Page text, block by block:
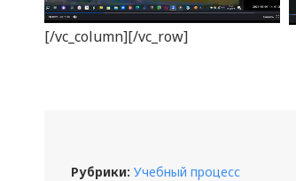
[/vc_column][/vc_row]
Рубрики: Учебный процесс